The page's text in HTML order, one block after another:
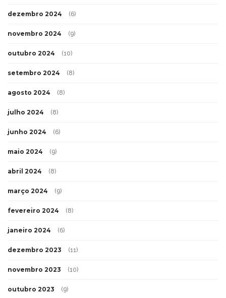
dezembro 2024 (6)
novembro 2024 (9)
outubro 2024 (10)
setembro 2024 (8)
agosto 2024 (8)
julho 2024 (8)
junho 2024 (6)
maio 2024 (9)
abril 2024 (8)
março 2024 (9)
fevereiro 2024 (8)
janeiro 2024 (6)
dezembro 2023 (11)
novembro 2023 (10)
outubro 2023 (9)